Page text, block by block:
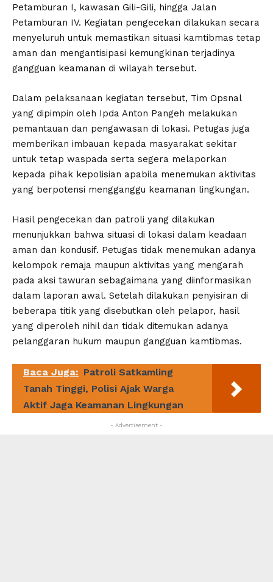
Petamburan I, kawasan Gili-Gili, hingga Jalan
Petamburan IV. Kegiatan pengecekan dilakukan secara
menyeluruh untuk memastikan situasi kamtibmas tetap
aman dan mengantisipasi kemungkinan terjadinya
gangguan keamanan di wilayah tersebut.
Dalam pelaksanaan kegiatan tersebut, Tim Opsnal
yang dipimpin oleh Ipda Anton Pangeh melakukan
pemantauan dan pengawasan di lokasi. Petugas juga
memberikan imbauan kepada masyarakat sekitar
untuk tetap waspada serta segera melaporkan
kepada pihak kepolisian apabila menemukan aktivitas
yang berpotensi mengganggu keamanan lingkungan.
Hasil pengecekan dan patroli yang dilakukan
menunjukkan bahwa situasi di lokasi dalam keadaan
aman dan kondusif. Petugas tidak menemukan adanya
kelompok remaja maupun aktivitas yang mengarah
pada aksi tawuran sebagaimana yang diinformasikan
dalam laporan awal. Setelah dilakukan penyisiran di
beberapa titik yang disebutkan oleh pelapor, hasil
yang diperoleh nihil dan tidak ditemukan adanya
pelanggaran hukum maupun gangguan kamtibmas.
Baca Juga: Patroli Satkamling
Tanah Tinggi, Polisi Ajak Warga
Aktif Jaga Keamanan Lingkungan
- Advertisement -